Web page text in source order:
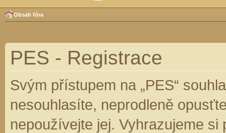
Obsah fóra
PES - Registrace
Svým přístupem na „PES“
nesouhlasíte, neprodleně
nepoužívejte jej. Vyhrazujeme